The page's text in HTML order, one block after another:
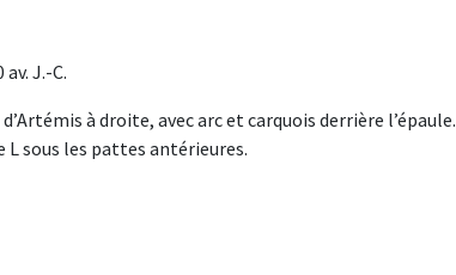
J.-C.
à droite, avec arc et carquois derrière l’épaule.
L sous les pattes antérieures.